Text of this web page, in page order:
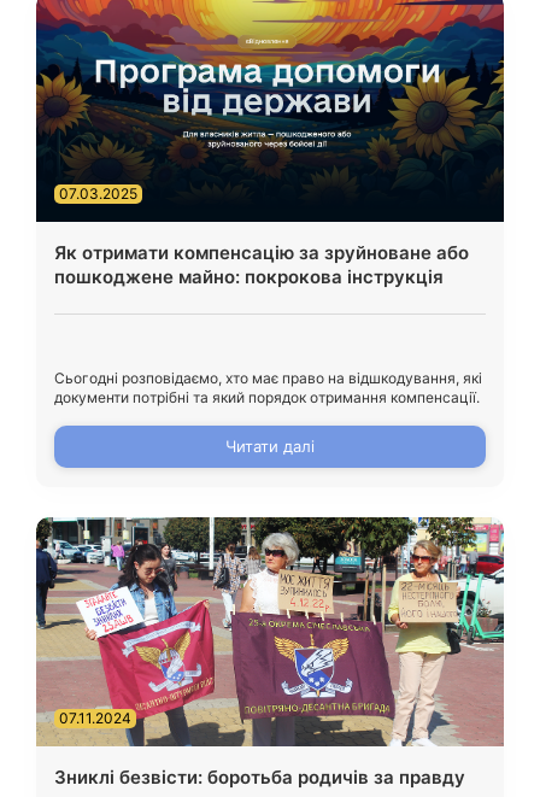
07.03.2025
Як отримати компенсацію за зруйноване або
пошкоджене майно: покрокова інструкція
Сьогодні розповідаємо, хто має право на відшкодування, які
документи потрібні та який порядок отримання компенсації.
Читати далі
07.11.2024
Зниклі безвісти: боротьба родичів за правду